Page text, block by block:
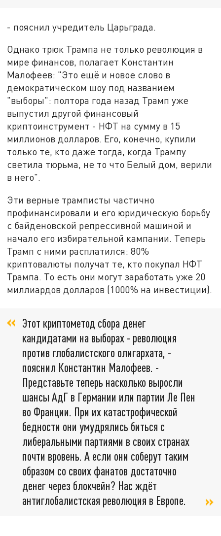
- пояснил учредитель Царьграда.
Однако трюк Трампа не только революция в
мире финансов, полагает Константин
Малофеев: "Это ещё и новое слово в
демократическом шоу под названием
"выборы": полтора года назад Трамп уже
выпустил другой финансовый
криптоинструмент - НФТ на сумму в 15
миллионов долларов. Его, конечно, купили
только те, кто даже тогда, когда Трампу
светила тюрьма, не то что Белый дом, верили
в него".
Эти верные трамписты частично
профинансировали и его юридическую борьбу
с байденовской репрессивной машиной и
начало его избирательной кампании. Теперь
Трамп с ними расплатился: 80%
криптовалюты получат те, кто покупал НФТ
Трампа. То есть они могут заработать уже 20
миллиардов долларов (1000% на инвестиции).
Этот криптометод сбора денег
кандидатами на выборах - революция
против глобалистского олигархата, -
пояснил Константин Малофеев. -
Представьте теперь насколько выросли
шансы АдГ в Германии или партии Ле Пен
во Франции. При их катастрофической
бедности они умудрялись биться с
либеральными партиями в своих странах
почти вровень. А если они соберут таким
образом со своих фанатов достаточно
денег через блокчейн? Нас ждёт
антиглобалистская революция в Европе.